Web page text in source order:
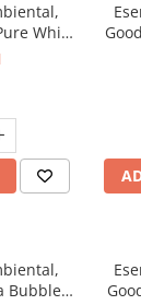
White
Bubble